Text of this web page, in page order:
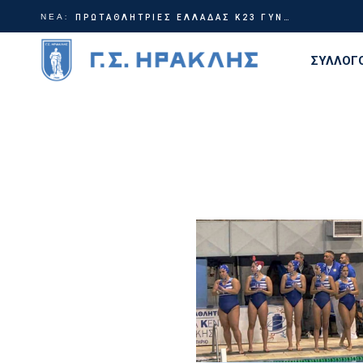
ΝΕΑ:Γίνε μέρος της ιστορίας | Χορηγικά πακέτα ΗρακλήςTable Tennis